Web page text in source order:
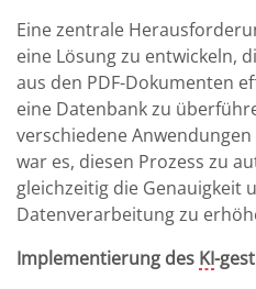
Eine zentrale
eine Lösung zu entwickeln,
aus den PDF-Dokumenten
eine Datenbank zu
verschiedene
war es, diesen Prozess zu
gleichzeitig die Genauigkeit
Datenverarbeitung zu
Implementierung des KI-